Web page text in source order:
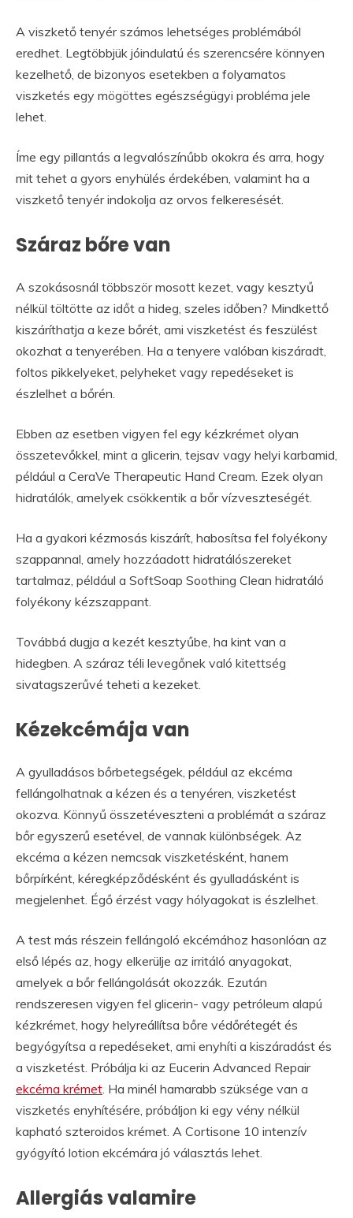
A viszkető tenyér számos lehetséges problémából
eredhet. Legtöbbjük jóindulatú és szerencsére könnyen
kezelhető, de bizonyos esetekben a folyamatos
viszketés egy mögöttes egészségügyi probléma jele
lehet.
Íme egy pillantás a legvalószínűbb okokra és arra, hogy
mit tehet a gyors enyhülés érdekében, valamint ha a
viszkető tenyér indokolja az orvos felkeresését.
Száraz bőre van
A szokásosnál többször mosott kezet, vagy kesztyű
nélkül töltötte az időt a hideg, szeles időben? Mindkettő
kiszáríthatja a keze bőrét, ami viszketést és feszülést
okozhat a tenyerében. Ha a tenyere valóban kiszáradt,
foltos pikkelyeket, pelyheket vagy repedéseket is
észlelhet a bőrén.
Ebben az esetben vigyen fel egy kézkrémet olyan
összetevőkkel, mint a glicerin, tejsav vagy helyi karbamid,
például a CeraVe Therapeutic Hand Cream. Ezek olyan
hidratálók, amelyek csökkentik a bőr vízveszteségét.
Ha a gyakori kézmosás kiszárít, habosítsa fel folyékony
szappannal, amely hozzáadott hidratálószereket
tartalmaz, például a SoftSoap Soothing Clean hidratáló
folyékony kézszappant.
Továbbá dugja a kezét kesztyűbe, ha kint van a
hidegben. A száraz téli levegőnek való kitettség
sivatagszerűvé teheti a kezeket.
Kézekcémája van
A gyulladásos bőrbetegségek, például az ekcéma
fellángolhatnak a kézen és a tenyéren, viszketést
okozva. Könnyű összetéveszteni a problémát a száraz
bőr egyszerű esetével, de vannak különbségek. Az
ekcéma a kézen nemcsak viszketésként, hanem
bőrpírként, kéregképződésként és gyulladásként is
megjelenhet. Égő érzést vagy hólyagokat is észlelhet.
A test más részein fellángoló ekcémához hasonlóan az
első lépés az, hogy elkerülje az irritáló anyagokat,
amelyek a bőr fellángolását okozzák. Ezután
rendszeresen vigyen fel glicerin- vagy petróleum alapú
kézkrémet, hogy helyreállítsa bőre védőrétegét és
begyógyítsa a repedéseket, ami enyhíti a kiszáradást és
a viszketést. Próbálja ki az Eucerin Advanced Repair
ekcéma krémet . Ha minél hamarabb szüksége van a
viszketés enyhítésére, próbáljon ki egy vény nélkül
kapható szteroidos krémet. A Cortisone 10 intenzív
gyógyító lotion ekcémára jó választás lehet.
Allergiás valamire